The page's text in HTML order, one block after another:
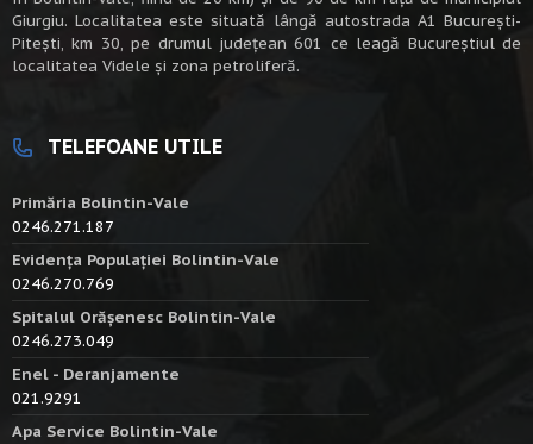
Giurgiu. Localitatea este situată lângă autostrada A1 Bucureşti-
Piteşti, km 30, pe drumul judeţean 601 ce leagă Bucureştiul de
localitatea Videle şi zona petroliferă.
TELEFOANE UTILE
Primăria Bolintin-Vale
0246.271.187
Evidența Populației Bolintin-Vale
0246.270.769
Spitalul Orășenesc Bolintin-Vale
0246.273.049
Enel - Deranjamente
021.9291
Apa Service Bolintin-Vale